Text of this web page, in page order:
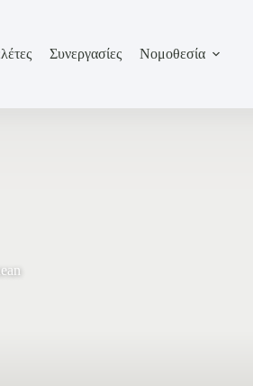
Συνεργασίες Νομοθεσία